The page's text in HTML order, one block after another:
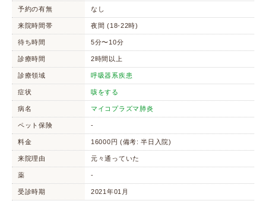
予約の有無 なし
来院時間帯 夜間 (18-22時)
待ち時間 5分〜10分
診療時間 2時間以上
診療領域 呼吸器系疾患
症状 咳をする
病名 マイコプラズマ肺炎
ペット保険 -
料金 16000円 (備考: 半日入院)
来院理由 元々通っていた
薬 -
受診時期 2021年01月